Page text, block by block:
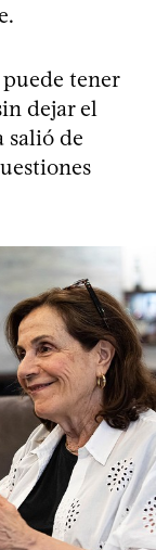
puede tener
dejar el
salió de